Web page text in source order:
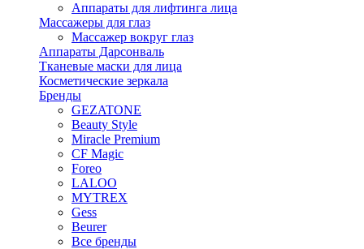
Аппараты для лифтинга лица
Массажеры для глаз
Массажер вокруг глаз
Аппараты Дарсонваль
Тканевые маски для лица
Косметические зеркала
Бренды
GEZATONE
Beauty Style
Miracle Premium
CF Magic
Foreo
LALOO
MYTREX
Gess
Beurer
Все бренды